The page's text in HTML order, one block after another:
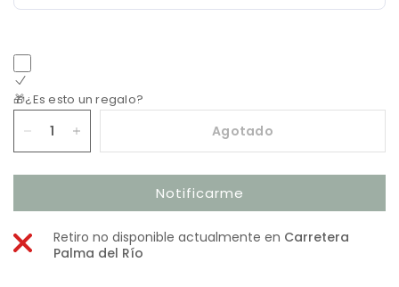
🎁¿Es esto un regalo?
Agotado
Notificarme
Retiro no disponible actualmente en Carretera
Palma del Río